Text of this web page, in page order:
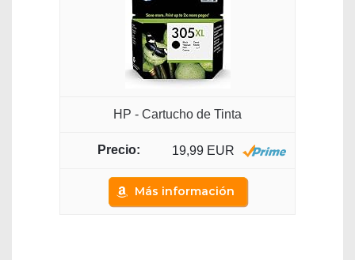
HP - Cartucho de Tinta
19,99 EUR
Más información